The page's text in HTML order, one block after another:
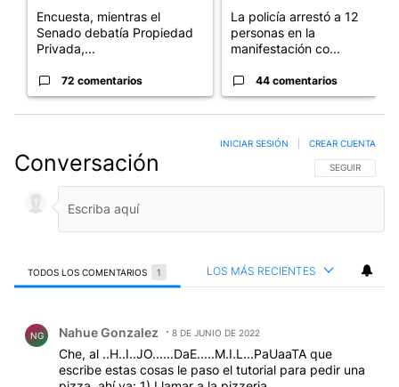
Encuesta, mientras el
Senado debatía Propiedad
Privada,...
72 comentarios
La policía arrestó a 12
personas en la
manifestación co...
44 comentarios
Conversación SIGA ESTA
SEGUIR
INICIAR SESIÓN CREAR CUENTA
TODOS LOS COMENTARIOS 1 LOS MÁS RECIENTES
NG Nahue Gonzalez 8 DE JUNIO DE 2022
Che, al ..H..I..JO......DaE.....M.I.L...PaUaaTA que
escribe estas cosas le paso el tutorial para pedir una